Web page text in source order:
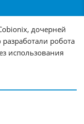
дочерней
робота
использования